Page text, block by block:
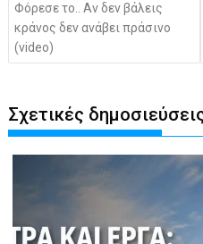
Φόρεσε το.. Αν δεν βάλεις
κράνος δεν ανάβει πράσινο
(video)
Σχετικές